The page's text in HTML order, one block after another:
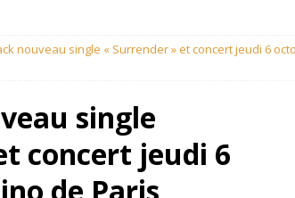
nouveau single « Surrender » et concert jeudi 6
single
concert jeudi 6